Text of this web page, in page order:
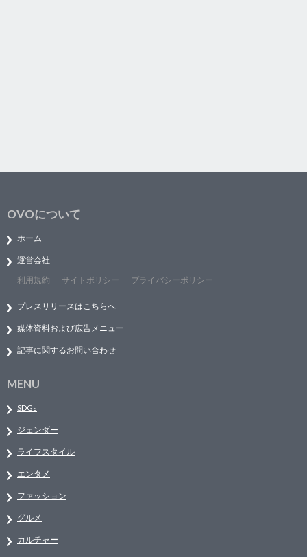
OVOについて
ホーム
運営会社
利用規約
サイトポリシー プライバシーポリシー
プレスリリースはこちらへ
媒体資料および広告メニュー
記事に関するお問い合わせ
MENU
SDGs
ジェンダー
ライフスタイル
エンタメ
ファッション
グルメ
カルチャー